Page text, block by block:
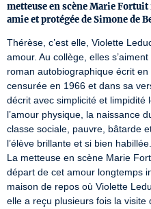
metteuse en scène Marie
amie et protégée de Simone de
Thérèse, c’est elle, Violette
amour. Au collège, elles
roman autobiographique écrit
censurée en 1966 et dans sa
décrit avec simplicité et limpidité
l’amour physique, la naissance
classe sociale, pauvre, bâtarde
l’élève brillante et si bien habillée.
La metteuse en scène Marie
départ de cet amour longtemps
maison de repos où Violette
elle a reçu plusieurs fois la